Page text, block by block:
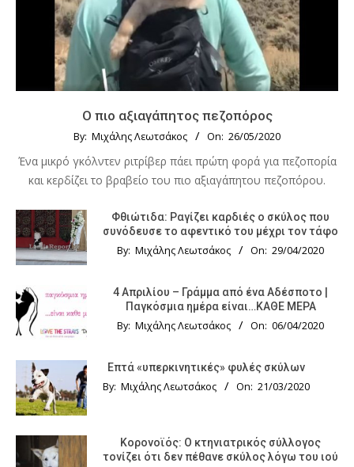
Ο πιο αξιαγάπητος πεζοπόρος
By: Μιχάλης Λεωτσάκος On: 26/05/2020
Ένα μικρό γκόλντεν ριτρίβερ πάει πρώτη φορά για πεζοπορία
και κερδίζει το βραβείο του πιο αξιαγάπητου πεζοπόρου.
Φθιώτιδα: Ραγίζει καρδιές ο σκύλος που
συνόδευσε το αφεντικό του μέχρι τον τάφο
By: Μιχάλης Λεωτσάκος On: 29/04/2020
4 Απριλίου – Γράμμα από ένα Αδέσποτο |
Παγκόσμια ημέρα είναι…ΚΑΘΕ ΜΕΡΑ
By: Μιχάλης Λεωτσάκος On: 06/04/2020
Επτά «υπερκινητικές» φυλές σκύλων
By: Μιχάλης Λεωτσάκος On: 21/03/2020
Κορονοϊός: Ο κτηνιατρικός σύλλογος
τονίζει ότι δεν πέθανε σκύλος λόγω του ιού